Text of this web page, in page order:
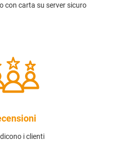
con carta su server sicuro
i clienti